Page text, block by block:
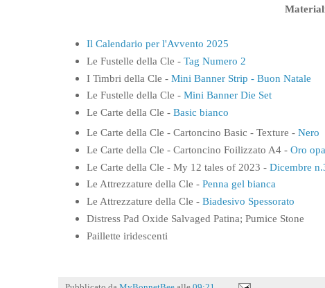
Il Calendario per l'Avvento 2025
Le Fustelle della Cle - Tag Numero 2
I Timbri della Cle - Mini Banner Strip - Buon Natale
Le Fustelle della Cle - Mini Banner Die Set
Le Carte della Cle - Basic bianco
Le Carte della Cle - Cartoncino Basic - Texture - Nero
Le Carte della Cle - Cartoncino Foilizzato A4 - Oro
Le Carte della Cle - My 12 tales of 2023 - Dicembre
Le Attrezzature della Cle - Penna gel bianca
Le Attrezzature della Cle - Biadesivo Spessorato
Distress Pad Oxide Salvaged Patina; Pumice Stone
Paillette iridescenti